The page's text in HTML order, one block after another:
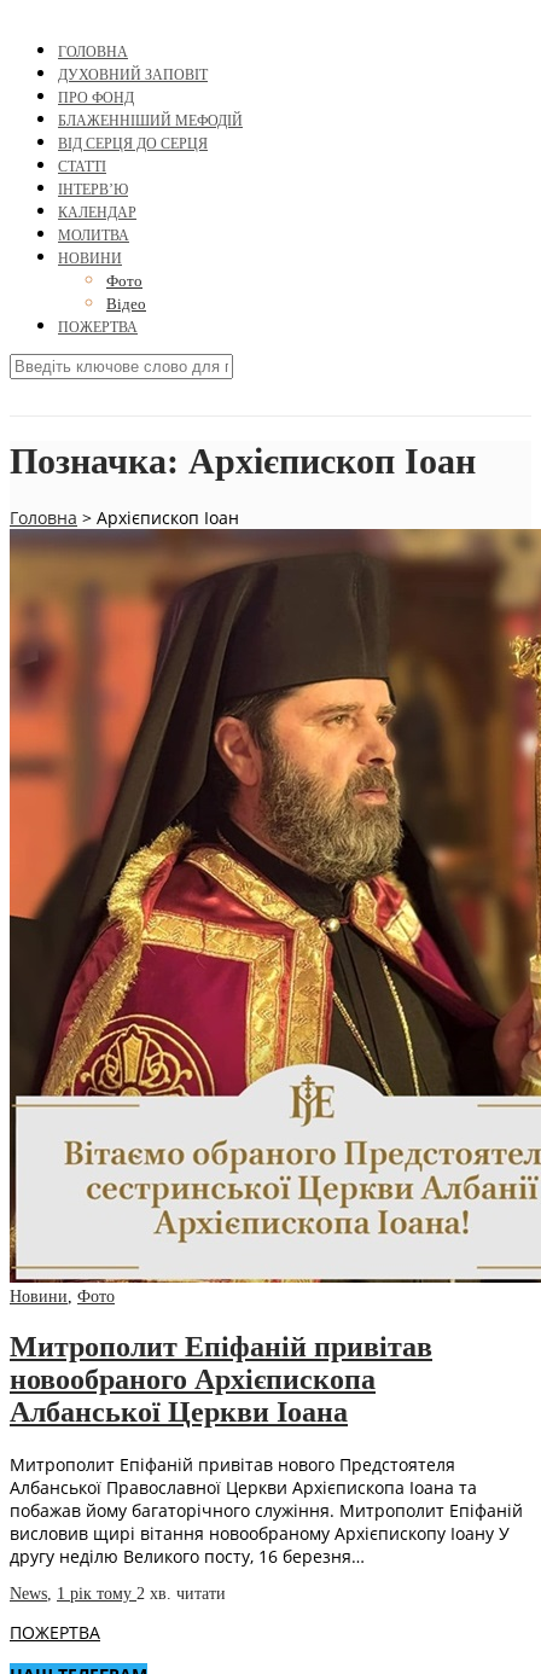
ГОЛОВНА
ДУХОВНИЙ ЗАПОВІТ
ПРО ФОНД
БЛАЖЕННІШИЙ МЕФОДІЙ
ВІД СЕРЦЯ ДО СЕРЦЯ
СТАТТІ
ІНТЕРВ’Ю
КАЛЕНДАР
МОЛИТВА
НОВИНИ
Фото
Відео
ПОЖЕРТВА
Позначка: Архієпископ Іоан
Головна > Архієпископ Іоан
Новини, Фото
Митрополит Епіфаній привітав
новообраного Архієпископа
Албанської Церкви Іоана
Митрополит Епіфаній привітав нового Предстоятеля
Албанської Православної Церкви Архієпископа Іоана та
побажав йому багаторічного служіння. Митрополит Епіфаній
висловив щирі вітання новообраному Архієпископу Іоану У
другу неділю Великого посту, 16 березня…
News, 1 рік тому 2 хв. читати
ПОЖЕРТВА